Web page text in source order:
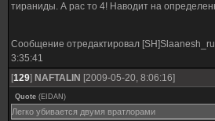
тираниды. А рас то 4! Наводит на
Сообщение отредактировал
3:35:41
[129] NAFTALIN [2009-05-20, 8:06:16]
Quote (EIDAN )
Легко убивается двумя вратлорами